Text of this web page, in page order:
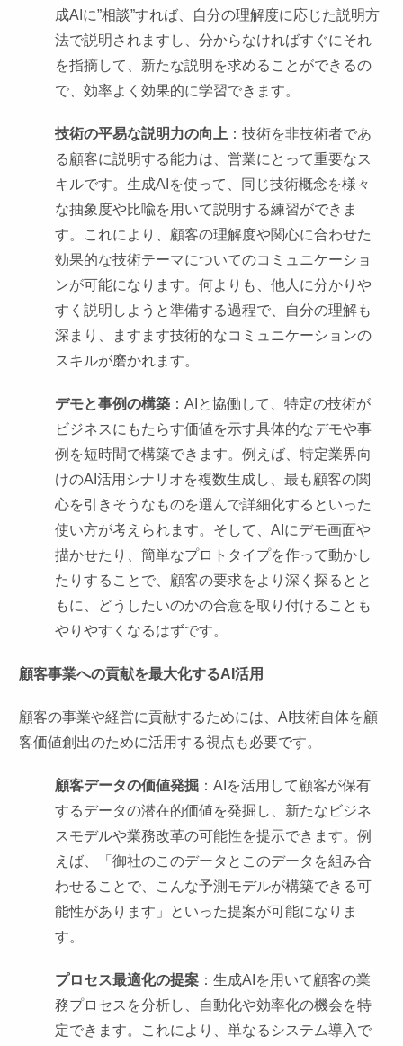
成AIに”相談”すれば、自分の理解度に応じた説明方
法で説明されますし、分からなければすぐにそれ
を指摘して、新たな説明を求めることができるの
で、効率よく効果的に学習できます。
技術の平易な説明力の向上 ：技術を非技術者であ
る顧客に説明する能力は、営業にとって重要なス
キルです。生成AIを使って、同じ技術概念を様々
な抽象度や比喩を用いて説明する練習ができま
す。これにより、顧客の理解度や関心に合わせた
効果的な技術テーマについてのコミュニケーショ
ンが可能になります。何よりも、他人に分かりや
すく説明しようと準備する過程で、自分の理解も
深まり、ますます技術的なコミュニケーションの
スキルが磨かれます。
デモと事例の構築 ：AIと協働して、特定の技術が
ビジネスにもたらす価値を示す具体的なデモや事
例を短時間で構築できます。例えば、特定業界向
けのAI活用シナリオを複数生成し、最も顧客の関
心を引きそうなものを選んで詳細化するといった
使い方が考えられます。そして、AIにデモ画面や
描かせたり、簡単なプロトタイプを作って動かし
たりすることで、顧客の要求をより深く探るとと
もに、どうしたいのかの合意を取り付けることも
やりやすくなるはずです。
顧客事業への貢献を最大化するAI活用
顧客の事業や経営に貢献するためには、AI技術自体を顧
客価値創出のために活用する視点も必要です。
顧客データの価値発掘 ：AIを活用して顧客が保有
するデータの潜在的価値を発掘し、新たなビジネ
スモデルや業務改革の可能性を提示できます。例
えば、「御社のこのデータとこのデータを組み合
わせることで、こんな予測モデルが構築できる可
能性があります」といった提案が可能になりま
す。
プロセス最適化の提案 ：生成AIを用いて顧客の業
務プロセスを分析し、自動化や効率化の機会を特
定できます。これにより、単なるシステム導入で